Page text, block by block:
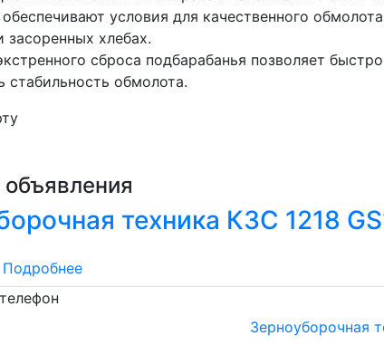
обеспечивают условия для качественного
засоренных хлебах.
сброса подбарабанья позволяет
стабильность обмолота.
техника КЗС 1218
Подробнее
Зерноуборочная